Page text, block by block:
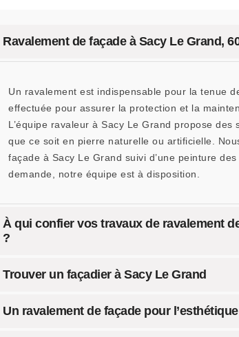
Ravalement de façade à Sacy Le Grand,
Un ravalement est indispensable pour la tenue
effectuée pour assurer la protection et la
L’équipe ravaleur à Sacy Le Grand propose
que ce soit en pierre naturelle ou artificielle.
façade à Sacy Le Grand suivi d’une peinture
demande, notre équipe est à disposition.
À qui confier vos travaux de ravalement
?
Trouver un façadier à Sacy Le Grand
Un ravalement de façade pour